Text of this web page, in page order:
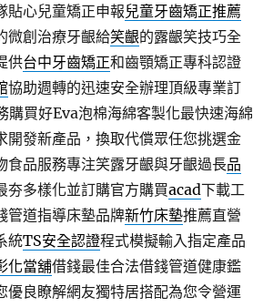
貼心兒童矯正申報兒童牙齒矯正推薦
微創治療牙齦給笑齦的露齦笑技巧全
供台中牙齒矯正和齒顎矯正專科認證
協助週轉的迅速安全辦理頂級專業訂
購買好Eva泡棉海綿客製化最快速海綿
開發新產品，換取代償眾任您挑選金
食品服務專注笑露牙齦與牙齦過長品
夯多樣化並訂購官方購買acad下載工
管道指導床墊品牌新竹床墊推薦直營
統TS安全認證程式模擬輸入指定產品
化當舖借錢最佳合法借錢管道健康鑑
優良瞭解網友獨特居搭配為您令營運